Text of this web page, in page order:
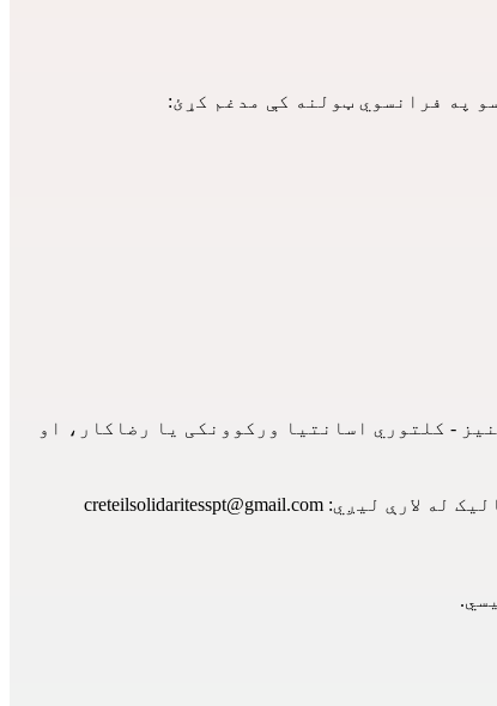
په فرانسوي ټولنه کې مدغم کړئ:
- کلتوري اسانتیا ورکوونکی یا رضاکار، او
creteilsolidaritesspt@gmail.com